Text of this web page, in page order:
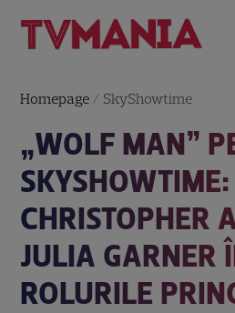
Homepage / SkyShowtime
„WOLF MAN”
SKYSHOWTIME:
CHRISTOPHER
JULIA GARNER
ROLURILE